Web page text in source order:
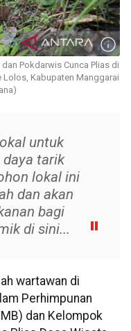
Pokdarwis Cunca Plias di
Lolos, Kabupaten Manggarai
untuk
tarik
lokal ini
dan akan
bagi
di sini...
wartawan di
Perhimpunan
dan Kelompok